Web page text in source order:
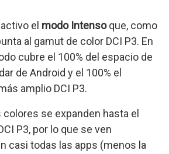
el modo Intensoque, como
al gamut de color DCI P3. En
cubre el 100% del espacio de
de Android y el 100% el
amplio DCI P3.
se expanden hasta el
P3, por lo que se ven
casi todas las apps (menos la